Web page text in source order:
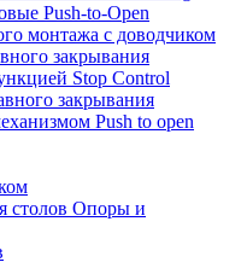
Push-to-Open
монтажа с доводчиком
закрывания
Stop Control
закрывания
Push to open
Опоры и